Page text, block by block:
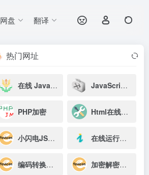
网盘 翻译
热门网址
在线 JavaScript 美化器 JavaScript 混淆加密工具
PHP加密 Html在线美化压缩
小闪电JSRUN 在线运行工具
编码转换工具 加密解密工具